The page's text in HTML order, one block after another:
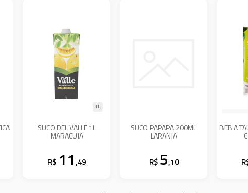
SUCO DEL VALLE 1L
MARACUJA
1L
R$ 11,49
SUCO PAPAPA 200ML
LARANJA
R$ 5,10
BEB A